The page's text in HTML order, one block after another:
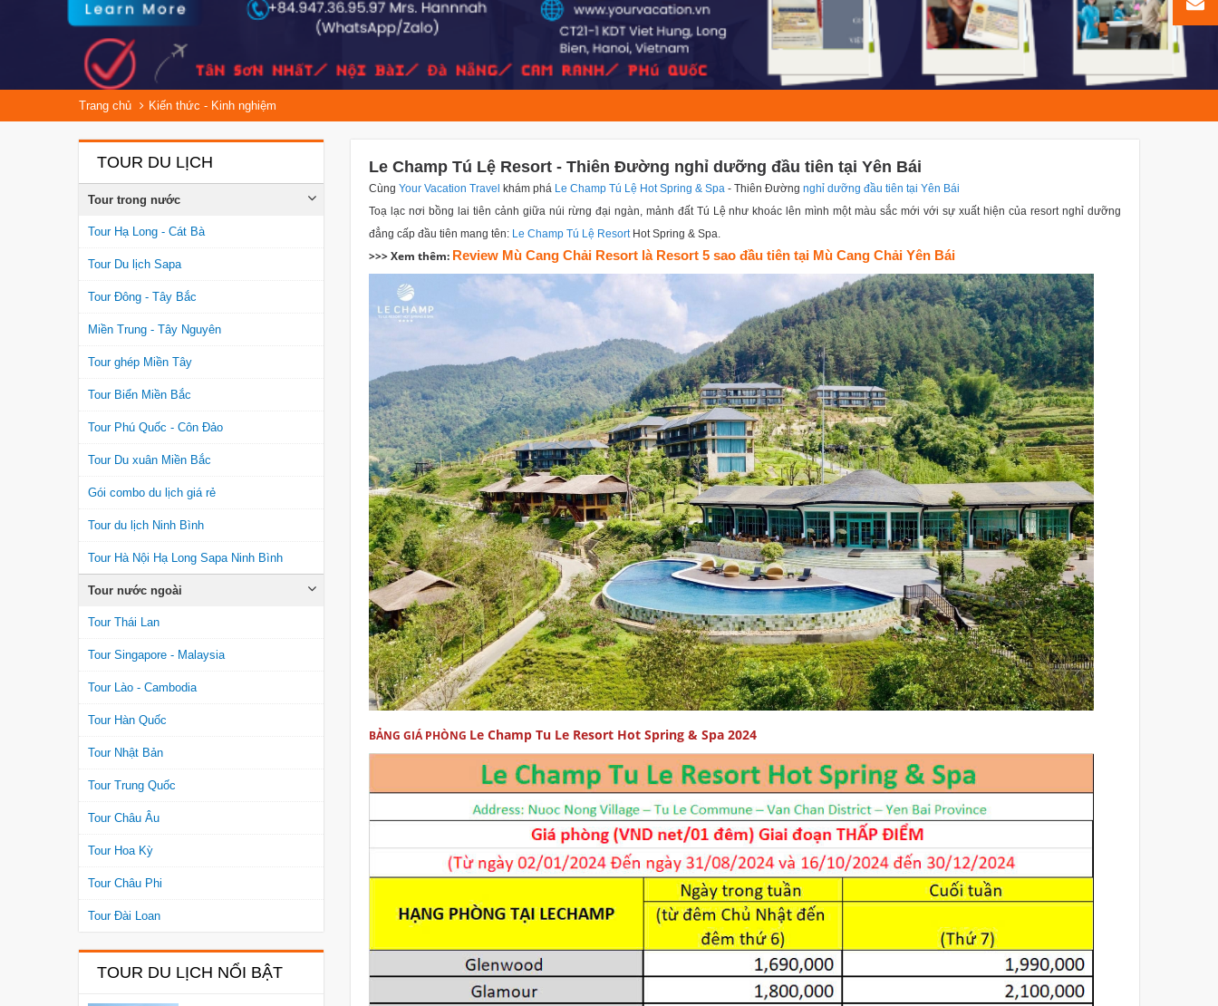
Trang chủ Kiến thức - Kinh nghiệm
TOUR DU LỊCH
Tour trong nước
Tour Hạ Long - Cát Bà
Tour Du lịch Sapa
Tour Đông - Tây Bắc
Miền Trung - Tây Nguyên
Tour ghép Miền Tây
Tour Biển Miền Bắc
Tour Phú Quốc - Côn Đảo
Tour Du xuân Miền Bắc
Gói combo du lịch giá rẻ
Tour du lịch Ninh Bình
Tour Hà Nội Hạ Long Sapa Ninh Bình
Tour nước ngoài
Tour Thái Lan
Tour Singapore - Malaysia
Tour Lào - Cambodia
Tour Hàn Quốc
Tour Nhật Bản
Tour Trung Quốc
Tour Châu Âu
Tour Hoa Kỳ
Tour Châu Phi
Tour Đài Loan
TOUR DU LỊCH NỔI BẬT
Le Champ Tú Lệ Resort - Thiên Đường nghỉ dưỡng đầu tiên tại Yên Bái
Cùng Your Vacation Travel khám phá Le Champ Tú Lệ Hot Spring & Spa - Thiên Đường nghỉ dưỡng đầu tiên tại Yên Bái
Toạ lạc nơi bồng lai tiên cảnh giữa núi rừng đại ngàn, mảnh đất Tú Lệ như khoác lên mình một màu sắc mới với sự xuất hiện của resort nghỉ dưỡng
đẳng cấp đầu tiên mang tên: Le Champ Tú Lệ Resort Hot Spring & Spa.
>>> Xem thêm: Review Mù Cang Chải Resort là Resort 5 sao đầu tiên tại Mù Cang Chải Yên Bái
BẢNG GIÁ PHÒNG Le Champ Tu Le Resort Hot Spring & Spa 2024